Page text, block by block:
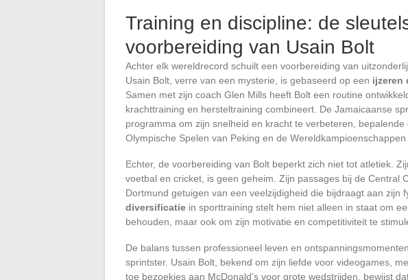
Training en discipline: de
voorbereiding van Usain Bolt
Achter elk wereldrecord schuilt een voorbereiding van
Usain Bolt, verre van een mysterie, is gebaseerd op een ijzeren
Samen met zijn coach Glen Mills heeft Bolt een routine
krachttraining en hersteltraining combineert. De Jamaicaanse
programma om zijn snelheid en kracht te verbeteren,
Olympische Spelen van Peking en de Wereldkampioenschappen
Echter, de voorbereiding van Bolt beperkt zich niet tot atletiek.
voetbal en cricket, is geen geheim. Zijn passages bij de Central
Dortmund getuigen van een veelzijdigheid die bijdraagt aan zijn
diversificatie in sporttraining stelt hem niet alleen in staat om
behouden, maar ook om zijn motivatie en competitiviteit te
De balans tussen professioneel leven en
sprintster. Usain Bolt, bekend om zijn liefde voor videogames,
toe bezoekjes aan McDonald’s voor grote wedstrijden, bewijst